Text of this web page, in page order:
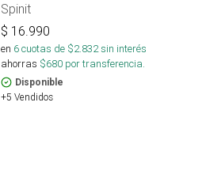
Spinit
$ 16.990
en 6cuotas de $2.832sin interés
ahorras $680por transferencia.
Disponible
+5 Vendidos